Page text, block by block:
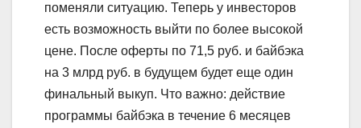
поменяли ситуацию. Теперь у инвесторов
есть возможность выйти по более высокой
цене. После оферты по 71,5 руб. и байбэка
на 3 млрд руб. в будущем будет еще один
финальный выкуп. Что важно: действие
программы байбэка в течение 6 месяцев